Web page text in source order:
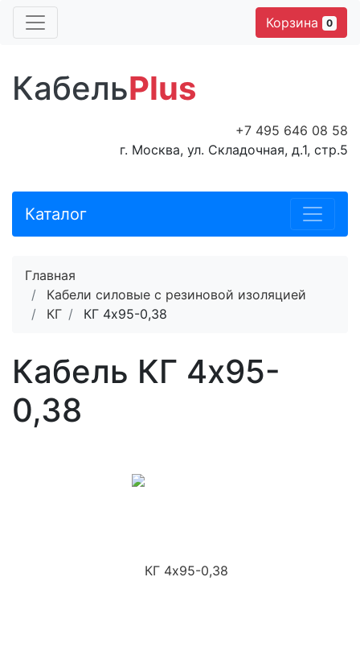
Корзина 0
КабельPlus
+7 495 646 08 58
г. Москва, ул. Складочная, д.1, стр.5
Каталог
Главная
Кабели силовые с резиновой изоляцией
КГ
КГ 4х95-0,38
Кабель КГ 4х95-
0,38